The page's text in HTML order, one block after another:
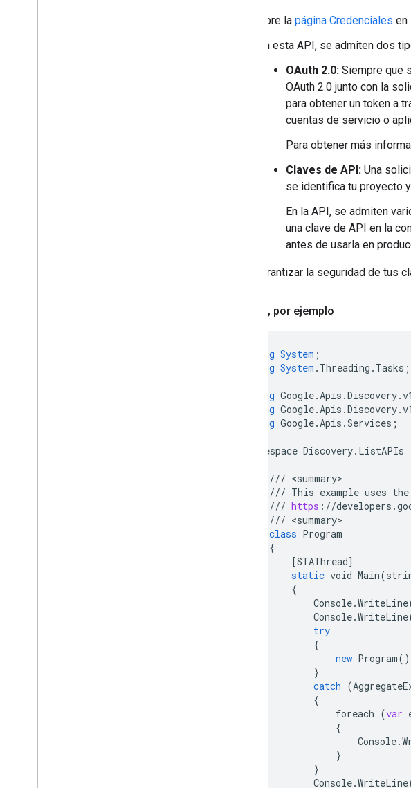
Abre la página Credenciales en
En esta API, se admiten dos
OAuth 2.0: Siempre que
OAuth 2.0 junto con la
para obtener un token a
cuentas de servicio o
Para obtener más
Claves de API: Una
se identifica tu proyecto
En la API, se admiten
una clave de API en la
antes de usarla en
Para garantizar la seguridad de tus
, por ejemplo
using System ;
using System . Threading . Tasks ;
using Google.Apis .Discovery.v1
using Google.Apis .Discovery.v1
using Google.Apis .Services ;
namespace Discovery. ListAPIs
/// <summary
/// This example uses the
/// https : //developers .
/// <summary
class Program
{
[STAThread]
static void Main(
{
Console.WriteLine
Console.WriteLine
try
{
new Program
}
catch (
{
foreach (var
{
Console.
}
}
Console.WriteLine